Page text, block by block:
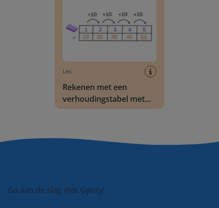
Les
Rekenen met een
verhoudingstabel met
getallen t/m 1000
Ga aan de slag met Gynzy!